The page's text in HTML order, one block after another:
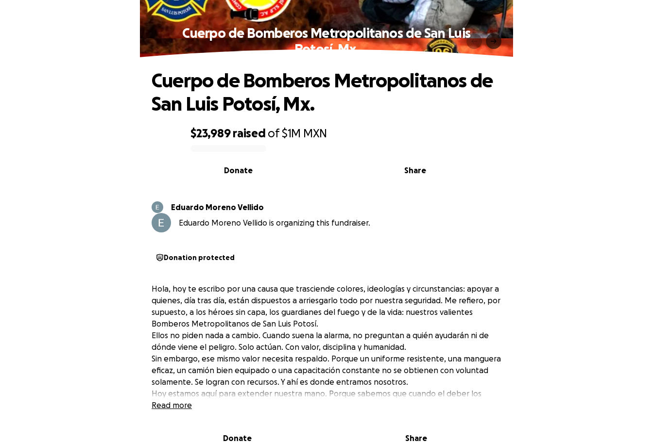
Cuerpo de Bomberos Metropolitanos de San Luis
Potosí, Mx.
$23,989 raised of$1M MXN
Share
Donate
Cuerpo de Bomberos Metropolitanos de
San Luis Potosí, Mx.
Eduardo Moreno Vellido
Eduardo Moreno Vellido is organizing this fundraiser.
Donation protected
Hola, hoy te escribo por una causa que trasciende colores, ideologías y circunstancias: apoyar a
quienes, día tras día, están dispuestos a arriesgarlo todo por nuestra seguridad. Me refiero, por
supuesto, a los héroes sin capa, los guardianes del fuego y de la vida: nuestros valientes
Bomberos Metropolitanos de San Luis Potosí.
Ellos no piden nada a cambio. Cuando suena la alarma, no preguntan a quién ayudarán ni de
dónde viene el peligro. Solo actúan. Con valor, disciplina y humanidad.
Sin embargo, ese mismo valor necesita respaldo. Porque un uniforme resistente, una manguera
eficaz, un camión bien equipado o una capacitación constante no se obtienen con voluntad
solamente. Se logran con recursos. Y ahí es donde entramos nosotros.
Hoy estamos aquí para extender nuestra mano. Porque sabemos que cuando el deber los
llama, ellos responden. Ahora es nuestro turno de responder con gratitud y compromiso.
cada momento de crisis, ellos cuenten con lo necesario para regresar sanos y salvos a casa.
Read more
Donate Share